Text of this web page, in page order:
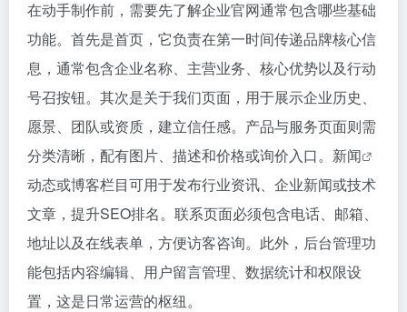
在动手制作前，需要先了解企业官网通常包含哪些基础
功能。首先是首页，它负责在第一时间传递品牌核心信
息，通常包含企业名称、主营业务、核心优势以及行动
号召按钮。其次是关于我们页面，用于展示企业历史、
愿景、团队或资质，建立信任感。产品与服务页面则需
分类清晰，配有图片、描述和价格或询价入口。 新闻
动态或博客栏目可用于发布行业资讯、企业新闻或技术
文章，提升SEO排名。联系页面必须包含电话、邮箱、
地址以及在线表单，方便访客咨询。此外，后台管理功
能包括内容编辑、用户留言管理、数据统计和权限设
置，这是日常运营的枢纽。